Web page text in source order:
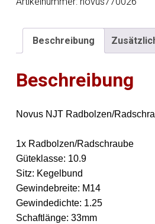
Beschreibung
Beschreibung
Novus NJT Radbolzen/
1x Radbolzen/Radschraube
Güteklasse: 10.9
Sitz: Kegelbund
Gewindebreite: M14
Gewindedichte: 1.25
Schaftlänge: 33mm